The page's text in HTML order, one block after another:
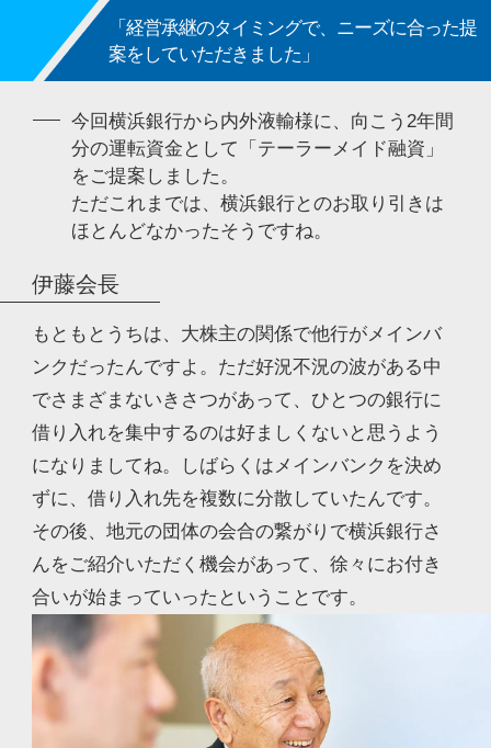
「経営承継のタイミングで、ニーズに合った提
案をしていただきました」
今回横浜銀行から内外液輸様に、向こう2年間
分の運転資金として「テーラーメイド融資」
をご提案しました。
ただこれまでは、横浜銀行とのお取り引きは
ほとんどなかったそうですね。
伊藤会長
もともとうちは、大株主の関係で他行がメインバ
ンクだったんですよ。ただ好況不況の波がある中
でさまざまないきさつがあって、ひとつの銀行に
借り入れを集中するのは好ましくないと思うよう
になりましてね。しばらくはメインバンクを決め
ずに、借り入れ先を複数に分散していたんです。
その後、地元の団体の会合の繋がりで横浜銀行さ
んをご紹介いただく機会があって、徐々にお付き
合いが始まっていったということです。